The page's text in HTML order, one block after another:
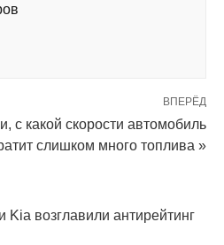
ВПЕРЁД
с какой скорости автомобиль
слишком много топлива »
возглавили антирейтинг